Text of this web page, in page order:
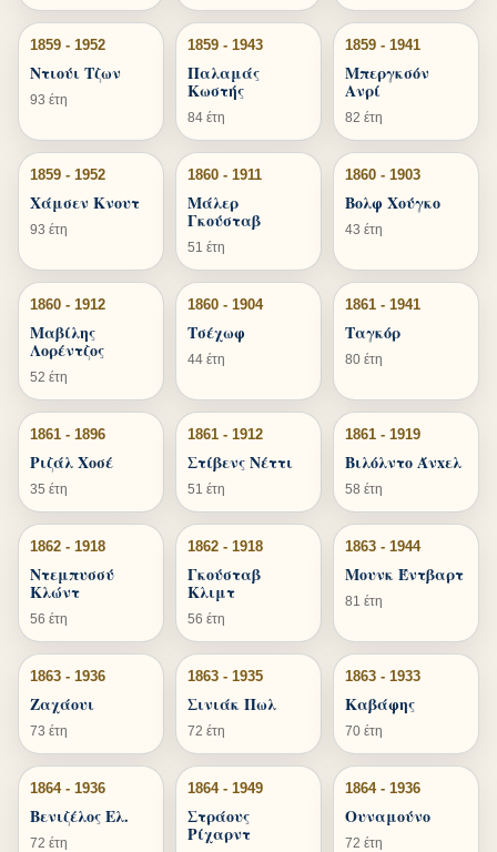
1859 - 1952
Ντιούι Τζων
93 έτη
1859 - 1943
Παλαμάς
Κωστής
84 έτη
1859 - 1941
Μπεργκσόν
Ανρί
82 έτη
1859 - 1952
Χάμσεν Κνουτ
93 έτη
1860 - 1911
Μάλερ
Γκούσταβ
51 έτη
1860 - 1903
Βολφ Χούγκο
43 έτη
1860 - 1912
Μαβίλης
Λορέντζος
52 έτη
1860 - 1904
Τσέχωφ
44 έτη
1861 - 1941
Ταγκόρ
80 έτη
1861 - 1896
Ριζάλ Χοσέ
35 έτη
1861 - 1912
Στίβενς Νέττι
51 έτη
1861 - 1919
Βιλόλντο Άνxελ
58 έτη
1862 - 1918
Ντεμπυσσύ
Κλώντ
56 έτη
1862 - 1918
Γκούσταβ
Κλιμτ
56 έτη
1863 - 1944
Μουνκ Έντβαρτ
81 έτη
1863 - 1936
Ζαχάουι
73 έτη
1863 - 1935
Σινιάκ Πωλ
72 έτη
1863 - 1933
Καβάφης
70 έτη
1864 - 1936
Βενιζέλος Ελ.
72 έτη
1864 - 1949
Στράους
Ρίχαρντ
1864 - 1936
Ουναμούνο
72 έτη